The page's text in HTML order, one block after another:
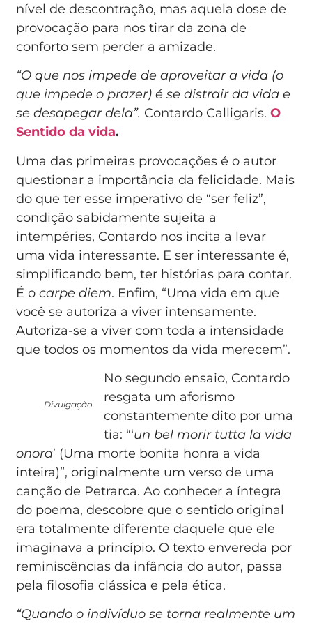
nível de descontração, mas aquela dose de
provocação para nos tirar da zona de
conforto sem perder a amizade.
“O que nos impede de aproveitar a vida (o
que impede o prazer) é se distrair da vida e
se desapegar dela”. Contardo Calligaris.O
Sentido da vida.
Uma das primeiras provocações é o autor
questionar a importância da felicidade. Mais
do que ter esse imperativo de “ser feliz”,
condição sabidamente sujeita a
intempéries, Contardo nos incita a levar
uma vida interessante. E ser interessante é,
simplificando bem, ter histórias para contar.
É ocarpe diem. Enfim, “Uma vida em que
você se autoriza a viver intensamente.
Autoriza-se a viver com toda a intensidade
que todos os momentos da vida merecem”.
Divulgação
No segundo ensaio, Contardo
resgata um aforismo
constantemente dito por uma
tia: “‘un bel morir tutta la vida
onora’ (Uma morte bonita honra a vida
inteira)”, originalmente um verso de uma
canção de Petrarca. Ao conhecer a íntegra
do poema, descobre que o sentido original
era totalmente diferente daquele que ele
imaginava a princípio. O texto envereda por
reminiscências da infância do autor, passa
pela filosofia clássica e pela ética.
“Quando o indivíduo se torna realmente um